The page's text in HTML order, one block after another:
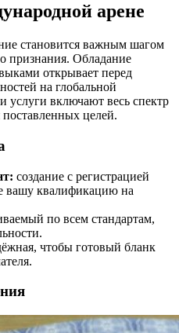
арене
становится важным шагом
признания. Обладание
открывает перед
на глобальной
услуги включают весь спектр
целей.
создание с регистрацией
вашу квалификацию на
по всем стандартам,
чтобы готовый бланк